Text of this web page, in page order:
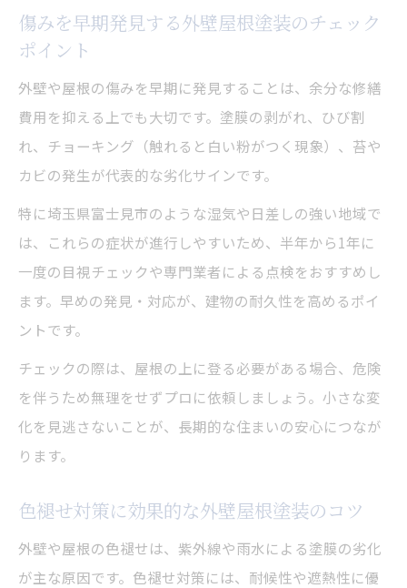
傷みを早期発見する外壁屋根塗装のチェック
ポイント
外壁や屋根の傷みを早期に発見することは、余分な修繕
費用を抑える上でも大切です。塗膜の剥がれ、ひび割
れ、チョーキング（触れると白い粉がつく現象）、苔や
カビの発生が代表的な劣化サインです。
特に埼玉県富士見市のような湿気や日差しの強い地域で
は、これらの症状が進行しやすいため、半年から1年に
一度の目視チェックや専門業者による点検をおすすめし
ます。早めの発見・対応が、建物の耐久性を高めるポイ
ントです。
チェックの際は、屋根の上に登る必要がある場合、危険
を伴うため無理をせずプロに依頼しましょう。小さな変
化を見逃さないことが、長期的な住まいの安心につなが
ります。
色褪せ対策に効果的な外壁屋根塗装のコツ
外壁や屋根の色褪せは、紫外線や雨水による塗膜の劣化
が主な原因です。色褪せ対策には、耐候性や遮熱性に優